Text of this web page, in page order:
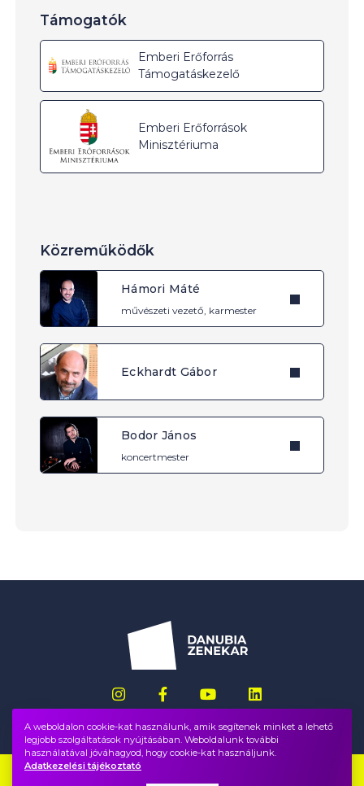
Támogatók
Emberi Erőforrás
Támogatáskezelő
Emberi Erőforrások
Minisztériuma
Közreműködők
Hámori Máté
művészeti vezető, karmester
Eckhardt Gábor
Bodor János
koncertmester
A weboldalon cookie-kat használunk, amik segítenek minket a lehető
legjobb szolgáltatások nyújtásában. Weboldalunk további
használatával jóváhagyod, hogy cookie-kat használjunk.
Adatkezelési tájékoztató
Impresszum